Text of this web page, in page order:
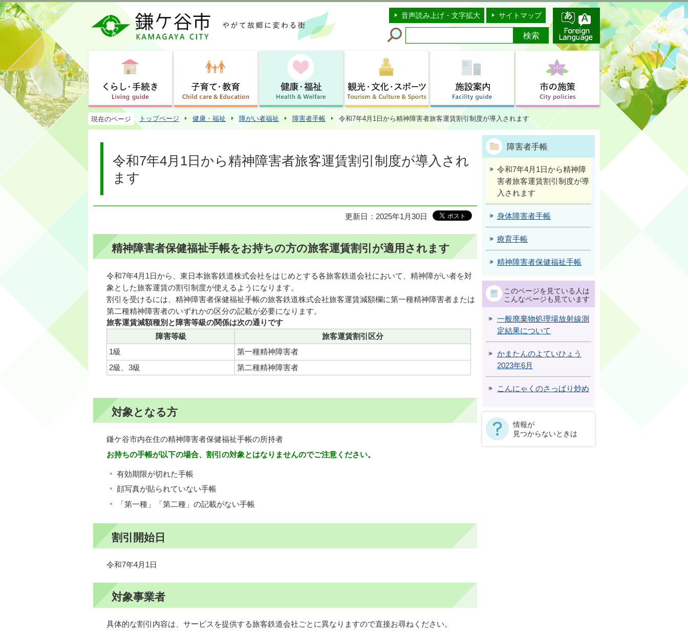
このページの本文へ移動
音声読み上げ・文字拡大 サイトマップ
現在のページ トップページ 健康・福祉 障がい者福祉 障害者手帳 令和7年4月1日から精神障害者旅客運賃割引制度が導入されます
令和7年4月1日から精神障害者旅客運賃割引制度が導入され
ます
更新日：2025年1月30日
精神障害者保健福祉手帳をお持ちの方の旅客運賃割引が適用されます
令和7年4月1日から、東日本旅客鉄道株式会社をはじめとする各旅客鉄道会社において、精神障がい者を対
象とした旅客運賃の割引制度が使えるようになります。
割引を受けるには、精神障害者保健福祉手帳の旅客鉄道株式会社旅客運賃減額欄に第一種精神障害者または
第二種精神障害者のいずれかの区分の記載が必要になります。
旅客運賃減額種別と障害等級の関係は次の通りです
障害等級
旅客運賃割引区分
1級
第一種精神障害者
2級、3級
第二種精神障害者
対象となる方
鎌ケ谷市内在住の精神障害者保健福祉手帳の所持者
お持ちの手帳が以下の場合、割引の対象とはなりませんのでご注意ください。
有効期限が切れた手帳
顔写真が貼られていない手帳
「第一種」「第二種」の記載がない手帳
割引開始日
令和7年4月1日
対象事業者
具体的な割引内容は、サービスを提供する旅客鉄道会社ごとに異なりますので直接お尋ねください。
障害者手帳
令和7年4月1日から精神障
害者旅客運賃割引制度が導
入されます
身体障害者手帳
療育手帳
精神障害者保健福祉手帳
このページを見ている人は
こんなページも見ています
一般廃棄物処理場放射線測
定結果について
かまたんのよていひょう
2023年6月
こんにゃくのさっぱり炒め
情報が
見つからないときは